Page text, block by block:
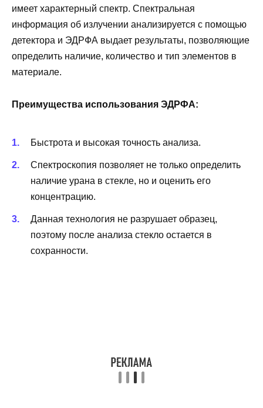
имеет характерный спектр. Спектральная
информация об излучении анализируется с помощью
детектора и ЭДРФА выдает результаты, позволяющие
определить наличие, количество и тип элементов в
материале.
Преимущества использования ЭДРФА:
Быстрота и высокая точность анализа.
Спектроскопия позволяет не только определить
наличие урана в стекле, но и оценить его
концентрацию.
Данная технология не разрушает образец,
поэтому после анализа стекло остается в
сохранности.